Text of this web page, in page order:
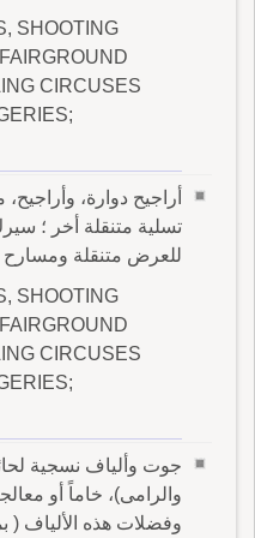
SHOOTING
CIRCUSES
أراجيح دوارة،
تسلية متنقلة أخر ؛
للعرض متنقلة ومسارح
SHOOTING
CIRCUSES
جوت وألياف نسجية
والرامى)، خاماً أو
وفضلات هذه الألياف (